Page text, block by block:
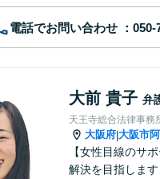
電話でお問い合わせ
大前 貴子 弁
天王寺総合法律事務
大阪府|大阪市
【女性目線のサ
解決を目指しま